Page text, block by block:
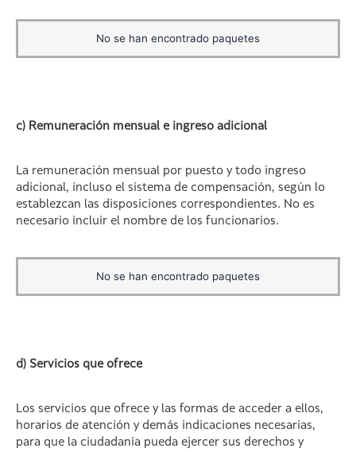
No se han encontrado paquetes
c) Remuneración mensual e ingreso adicional
La remuneración mensual por puesto y todo ingreso
adicional, incluso el sistema de compensación, según lo
establezcan las disposiciones correspondientes. No es
necesario incluir el nombre de los funcionarios.
No se han encontrado paquetes
d) Servicios que ofrece
Los servicios que ofrece y las formas de acceder a ellos,
horarios de atención y demás indicaciones necesarias,
para que la ciudadanía pueda ejercer sus derechos y